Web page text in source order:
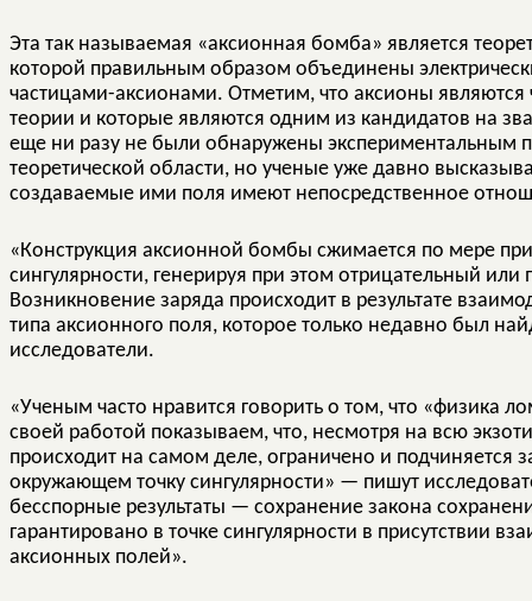
Эта так называемая «аксионная бомба» является
которой правильным образом объединены
частицами-аксионами. Отметим, что аксионы
теории и которые являются одним из кандидатов на
еще ни разу не были обнаружены экспериментальным
теоретической области, но ученые уже давно
создаваемые ими поля имеют непосредственное
«Конструкция аксионной бомбы сжимается по мере
сингулярности, генерируя при этом отрицательный
Возникновение заряда происходит в результате
типа аксионного поля, которое только недавно был
исследователи.
«Ученым часто нравится говорить о том, что «физика
своей работой показываем, что, несмотря на всю
происходит на самом деле, ограничено и подчиняется
окружающем точку сингулярности» — пишут
бесспорные результаты — сохранение закона
гарантировано в точке сингулярности в присутствии
аксионных полей».